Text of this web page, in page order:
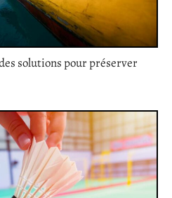
solutions pour préserver